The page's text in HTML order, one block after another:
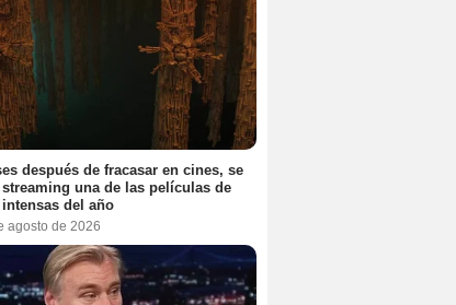
después de fracasar en cines, se
streaming una de las películas de
del año
agosto de 2026